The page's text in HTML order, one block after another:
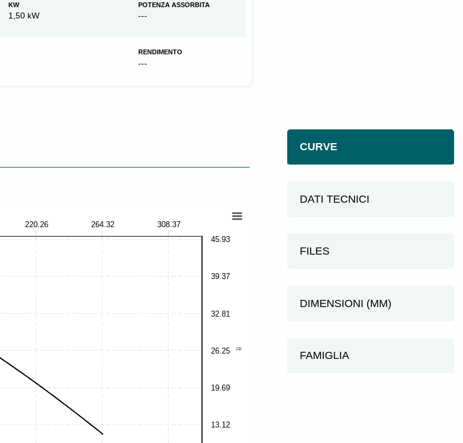
KW
1,50 kW
POTENZA ASSORBITA
---
RENDIMENTO
---
ft
220.26 264.32 308.37
13.12
19.69
26.25
32.81
39.37
45.93
CURVE
DATI TECNICI
FILES
DIMENSIONI (MM)
FAMIGLIA